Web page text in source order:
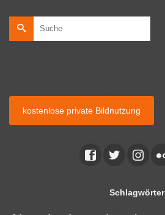
Suche
nach:
kostenlose private Bildnutzung
Schlagwörter